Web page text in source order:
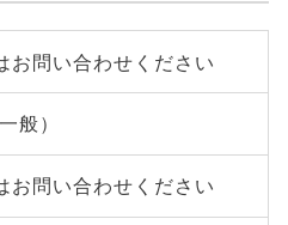
お問い合わせください
般）
お問い合わせください